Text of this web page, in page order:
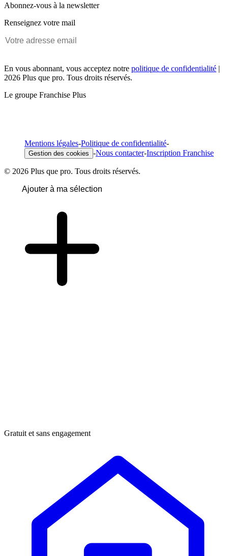
Abonnez-vous à la newsletter
Renseignez votre mail
En vous abonnant, vous acceptez notre politique de confidentialité |
2026 Plus que pro. Tous droits réservés.
Le groupe Franchise Plus
Mentions légales-Politique de confidentialité-
Gestion des cookies -Nous contacter-Inscription Franchise
© 2026 Plus que pro. Tous droits réservés.
Ajouter à ma sélection
Gratuit et sans engagement